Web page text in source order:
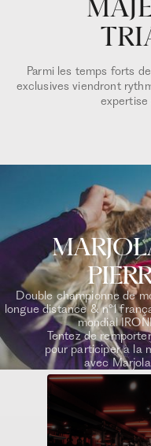
Parmi les temps forts
exclusives viendront
expertise
Double championne de
longue distance & n°1
mondial
Tentez de
pour participer à la
avec